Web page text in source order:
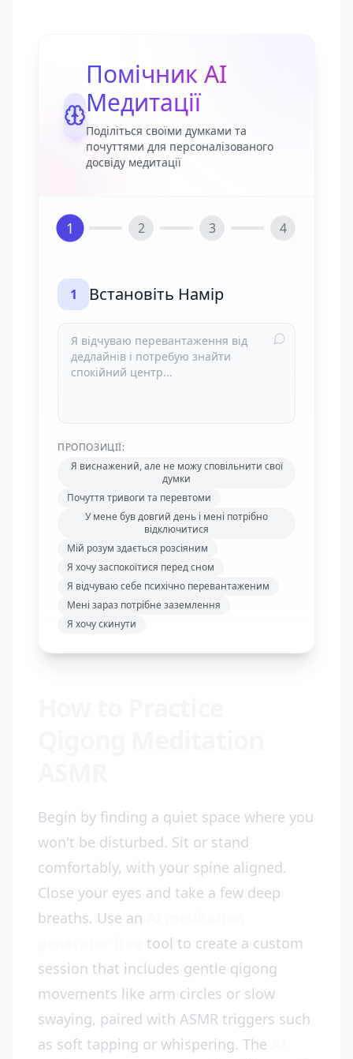
Помічник AI
Медитації
Поділіться своїми думками та
почуттями для персоналізованого
досвіду медитації
1 2 3 4
1 Встановіть Намір
ПРОПОЗИЦІЇ:
Я виснажений, але не можу сповільнити свої
думки
Почуття тривоги та перевтоми
У мене був довгий день і мені потрібно
відключитися
Мій розум здається розсіяним
Я хочу заспокоїтися перед сном
Я відчуваю себе психічно перевантаженим
Мені зараз потрібне заземлення
Я хочу скинути
Begin by finding a quiet space where you
won't be disturbed. Sit or stand
comfortably, with your spine aligned.
Close your eyes and take a few deep
breaths. Use an
tool to create a custom
session that includes gentle qigong
movements like arm circles or slow
swaying, paired with ASMR triggers such
as soft tapping or whispering. The